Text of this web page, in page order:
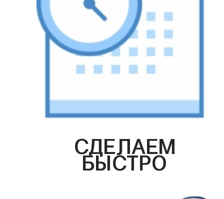
СДЕЛАЕМ
БЫСТРО